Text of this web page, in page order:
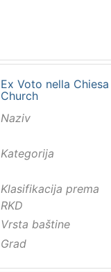
Ex Voto nella
Church
Naziv
Kategorija
Klasifikacija prema
RKD
Vrsta baštine
Grad